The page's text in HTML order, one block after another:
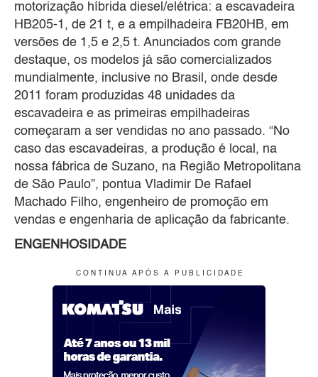
motorização híbrida diesel/elétrica: a escavadeira
HB205-1, de 21 t, e a empilhadeira FB20HB, em
versões de 1,5 e 2,5 t. Anunciados com grande
destaque, os modelos já são comercializados
mundialmente, inclusive no Brasil, onde desde
2011 foram produzidas 48 unidades da
escavadeira e as primeiras empilhadeiras
começaram a ser vendidas no ano passado. “No
caso das escavadeiras, a produção é local, na
nossa fábrica de Suzano, na Região Metropolitana
de São Paulo”, pontua Vladimir De Rafael
Machado Filho, engenheiro de promoção em
vendas e engenharia de aplicação da fabricante.
ENGENHOSIDADE
C O N T I N U A A P Ó S A P U B L I C I D A D E